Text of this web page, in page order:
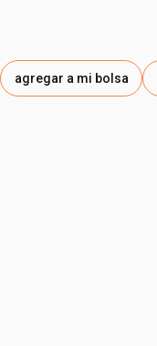
agregar a mi bolsa